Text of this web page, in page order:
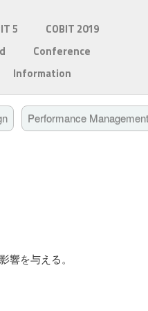
5
COBIT 2019
Conference
Information
Performance Management
を与える。